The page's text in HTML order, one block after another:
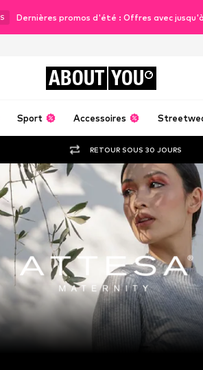
S Dernières promos d'été : Offres avec
ABOUT YOU
Sport Accessoires
RETOUR SOUS 30 JOURS